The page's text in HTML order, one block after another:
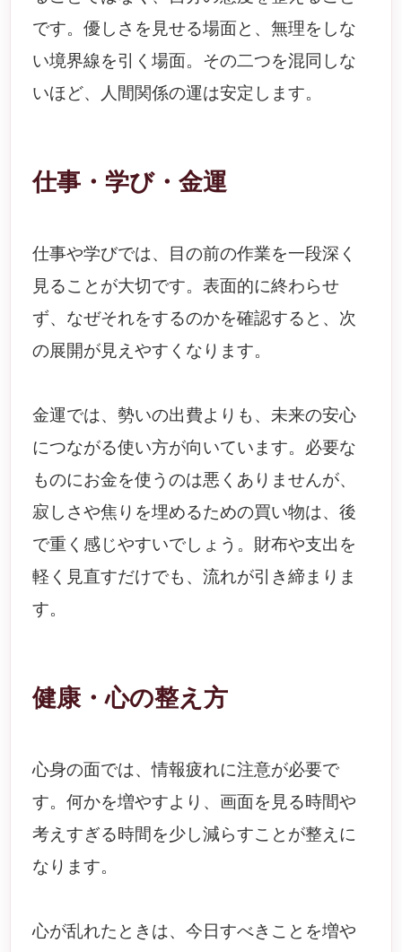
です。優しさを見せる場面と、無理をしな
い境界線を引く場面。その二つを混同しな
いほど、人間関係の運は安定します。
仕事・学び・金運
仕事や学びでは、目の前の作業を一段深く
見ることが大切です。表面的に終わらせ
ず、なぜそれをするのかを確認すると、次
の展開が見えやすくなります。
金運では、勢いの出費よりも、未来の安心
につながる使い方が向いています。必要な
ものにお金を使うのは悪くありませんが、
寂しさや焦りを埋めるための買い物は、後
で重く感じやすいでしょう。財布や支出を
軽く見直すだけでも、流れが引き締まりま
す。
健康・心の整え方
心身の面では、情報疲れに注意が必要で
す。何かを増やすより、画面を見る時間や
考えすぎる時間を少し減らすことが整えに
なります。
心が乱れたときは、今日すべきことを増や